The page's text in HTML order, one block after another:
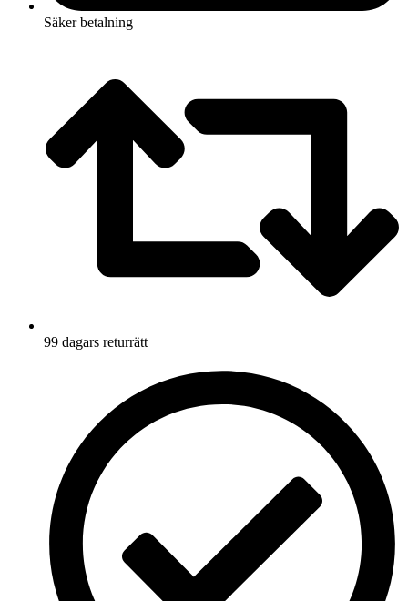
Säker betalning
99 dagars returrätt